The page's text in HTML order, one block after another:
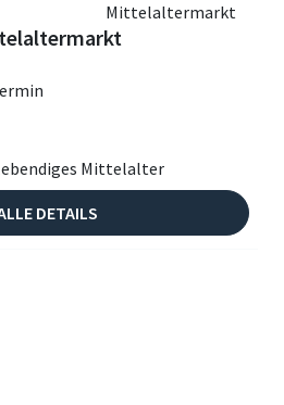
Mittelaltermarkt
Mittelalter
DETAILS